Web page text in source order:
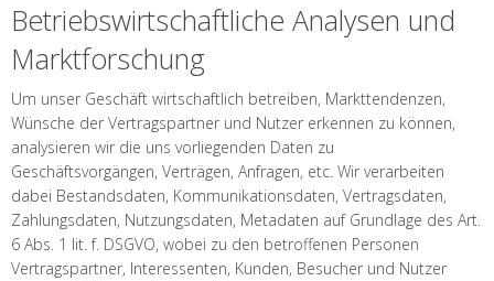
Betriebswirtschaftliche Analysen und
Marktforschung
Um unser Geschäft wirtschaftlich betreiben, Markttendenzen,
Wünsche der Vertragspartner und Nutzer erkennen zu können,
analysieren wir die uns vorliegenden Daten zu
Geschäftsvorgängen, Verträgen, Anfragen, etc. Wir verarbeiten
dabei Bestandsdaten, Kommunikationsdaten, Vertragsdaten,
Zahlungsdaten, Nutzungsdaten, Metadaten auf Grundlage des Art.
6 Abs. 1 lit. f. DSGVO, wobei zu den betroffenen Personen
Vertragspartner, Interessenten, Kunden, Besucher und Nutzer